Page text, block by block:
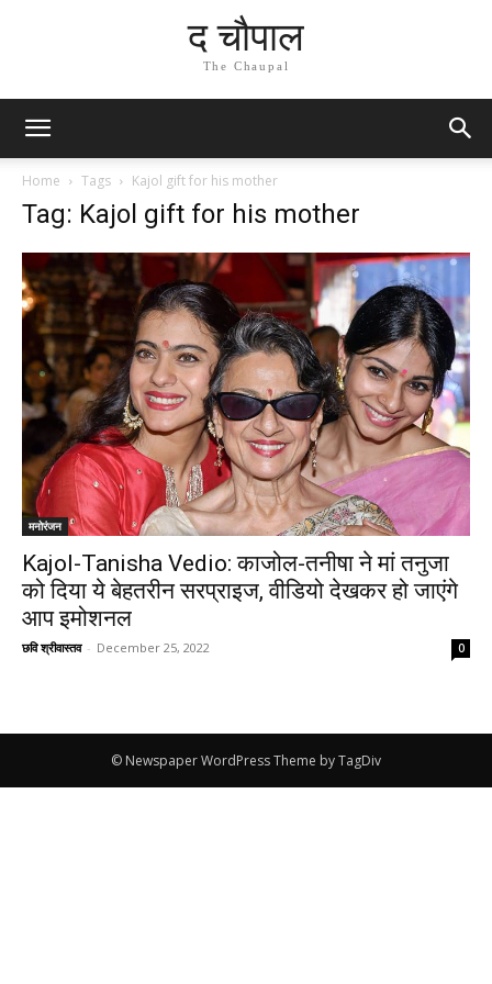
द चौपाल
The Chaupal
Home Tags Kajol gift for his mother
Tag: Kajol gift for his mother
मनोरंजन
Kajol-Tanisha Vedio: काजोल-तनीषा ने मां तनुजा
को दिया ये बेहतरीन सरप्राइज, वीडियो देखकर हो जाएंगे
आप इमोशनल
छवि श्रीवास्तव - December 25, 2022 0
© Newspaper WordPress Theme by TagDiv